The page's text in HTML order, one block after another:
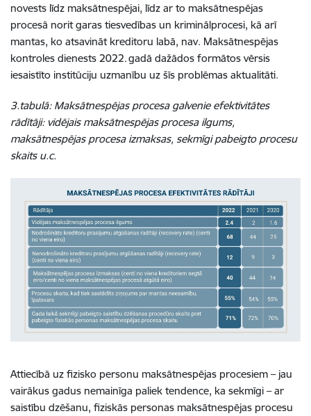
novests līdz maksātnespējai, līdz ar to maksātnespējas
procesā norit garas tiesvedības un kriminālprocesi, kā arī
mantas, ko atsavināt kreditoru labā, nav. Maksātnespējas
kontroles dienests 2022. gadā dažādos formātos vērsis
iesaistīto institūciju uzmanību uz šīs problēmas aktualitāti.
3.tabulā: Maksātnespējas procesa galvenie efektivitātes
rādītāji: vidējais maksātnespējas procesa ilgums,
maksātnespējas procesa izmaksas, sekmīgi pabeigto procesu
skaits u.c.
Attiecībā uz fizisko personu maksātnespējas procesiem – jau
vairākus gadus nemainīga paliek tendence, ka sekmīgi – ar
saistību dzēšanu, fiziskās personas maksātnespējas procesu